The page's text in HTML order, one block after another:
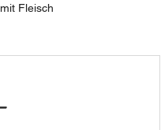
Fleisch